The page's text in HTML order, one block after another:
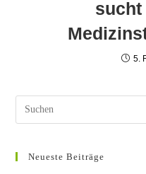
sucht
5.
Neueste Beiträge